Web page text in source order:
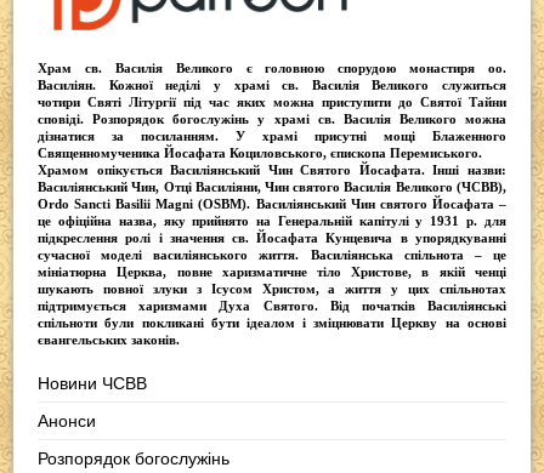
Храм св. Василія Великого є головною спорудою монастиря оо.
Василіян. Кожної неділі у храмі св. Василія Великого служиться
чотириСвяті Літургії під час яких можна приступити до Святої Тайни
сповіді.Розпорядок богослужінь у храмі св. Василія Великого можна
дізнатися за посиланням. У храмі присутні мощі Блаженного
Священномученика Йосафата Коциловського, єпископа Перемиського.
Храмом опікуєтьсяВасиліянський Чин Святого Йосафата. Інші назви:
Василіянський Чин, Отці Василіяни, Чин святого Василія Великого (ЧСВВ),
Ordо Sancti Basilii Magni (OSBM). Василіянський Чин святого Йосафата –
це офіційна назва, яку прийнято на Генеральній капітулі у 1931 р. для
підкреслення ролі і значення св. Йосафата Кунцевича в упорядкуванні
сучасної моделі василіянського життя. Василіянська спільнота – це
мініатюрна Церква, повне харизматичне тіло Христове, в якій ченці
шукають повної злуки з Iсусом Христом, а життя у цих спільнотах
підтримується харизмами Духа Святого. Від початків Василіянські
спільноти були покликані бути ідеалом і зміцнювати Церкву на основі
євангельських законів.
Новини ЧСВВ
Анонси
Розпорядок богослужінь